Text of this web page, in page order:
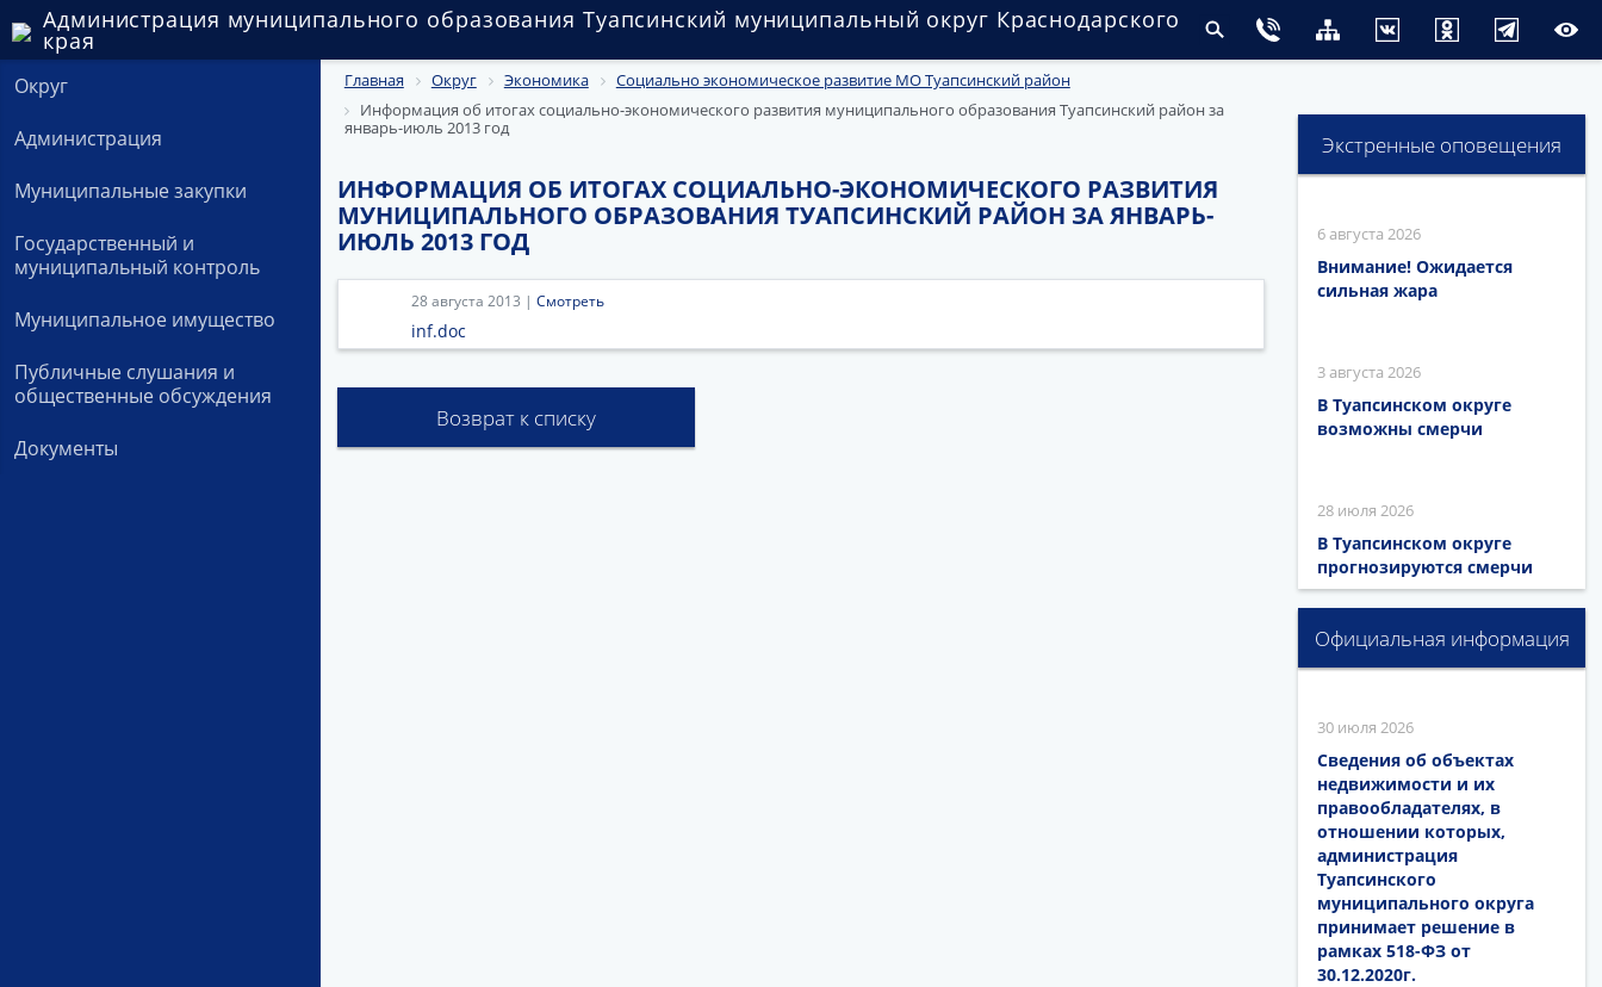
Администрация муниципального образования Туапсинский муниципальный округ Краснодарского
края
Округ
Администрация
Муниципальные закупки
Государственный и
муниципальный контроль
Муниципальное имущество
Публичные слушания и
общественные обсуждения
Документы
Главная Округ Экономика
Социально экономическое развитие МО Туапсинский район
Информация об итогах социально-экономического развития муниципального образования Туапсинский район за
январь-июль 2013 год
ИНФОРМАЦИЯ ОБ ИТОГАХ СОЦИАЛЬНО-ЭКОНОМИЧЕСКОГО РАЗВИТИЯ
МУНИЦИПАЛЬНОГО ОБРАЗОВАНИЯ ТУАПСИНСКИЙ РАЙОН ЗА ЯНВАРЬ-
ИЮЛЬ 2013 ГОД
28 августа 2013 | Смотреть
inf.doc
Возврат к списку
Экстренные оповещения
6 августа 2026
Внимание! Ожидается
сильная жара
3 августа 2026
В Туапсинском округе
возможны смерчи
28 июля 2026
В Туапсинском округе
прогнозируются смерчи
Официальная информация
30 июля 2026
Сведения об объектах
недвижимости и их
правообладателях, в
отношении которых,
администрация
Туапсинского
муниципального округа
принимает решение в
рамках 518-ФЗ от
30.12.2020г.